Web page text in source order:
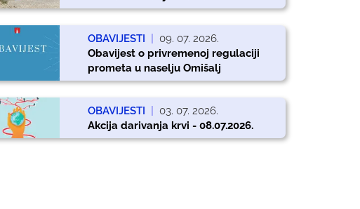
OBAVIJESTI
09. 07. 2026.
Obavijest o privremenoj regulaciji
prometa u naselju Omišalj
OBAVIJESTI
03. 07. 2026.
Akcija darivanja krvi - 08.07.2026.